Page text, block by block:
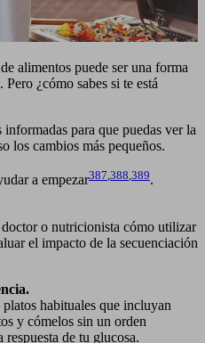
alimentos puede ser una forma
¿cómo sabes si te está
para que puedas ver la
los cambios más pequeños.
a empezar387,388,389.
o nutricionista cómo utilizar
el impacto de la secuenciación
habituales que incluyan
y cómelos sin un orden
de tu glucosa.